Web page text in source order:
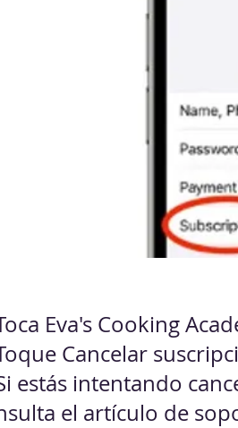
Eva's Cooking
Cancelar
estás intentando
el artículo de